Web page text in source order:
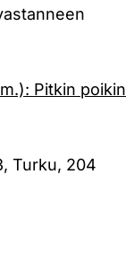
Pitkin poikin
Turku, 204